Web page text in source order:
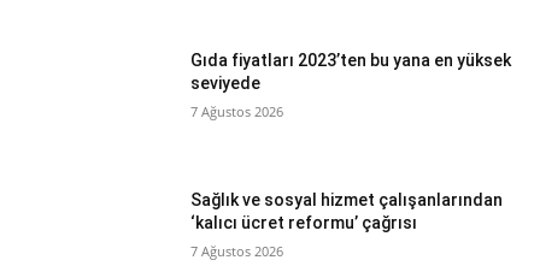
Gıda fiyatları 2023’ten bu yana en yüksek
seviyede
7 Ağustos 2026
Sağlık ve sosyal hizmet çalışanlarından
‘kalıcı ücret reformu’ çağrısı
7 Ağustos 2026